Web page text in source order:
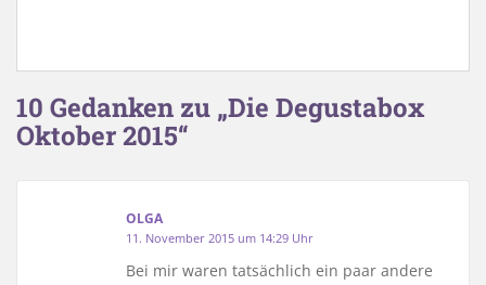
10 Gedanken zu „Die Degustabox
Oktober 2015“
OLGA
11. November 2015 um 14:29 Uhr
Bei mir waren tatsächlich ein paar andere